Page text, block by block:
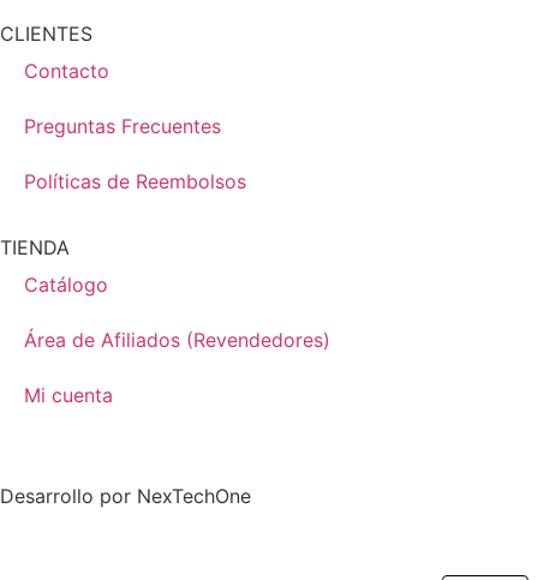
CLIENTES
Contacto
Preguntas Frecuentes
Políticas de Reembolsos
TIENDA
Catálogo
Área de Afiliados (Revendedores)
Mi cuenta
Desarrollo por NexTechOne